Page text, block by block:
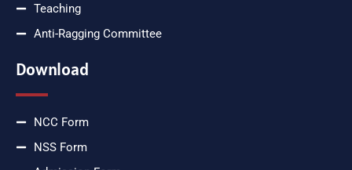
Teaching
Anti-Ragging Committee
Download
NCC Form
NSS Form